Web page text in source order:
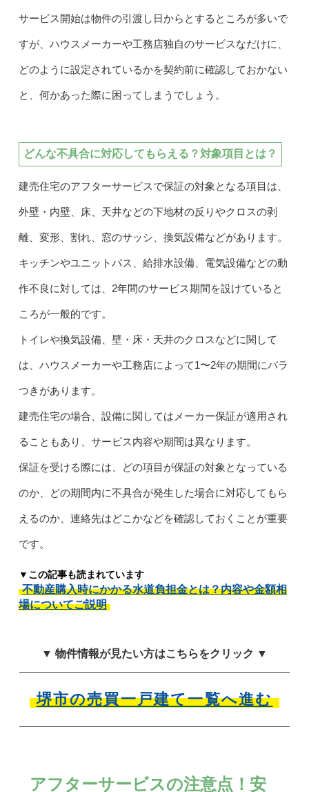
サービス開始は物件の引渡し日からとするところが多いで
すが、ハウスメーカーや工務店独自のサービスなだけに、
どのように設定されているかを契約前に確認しておかない
と、何かあった際に困ってしまうでしょう。
どんな不具合に対応してもらえる？対象項目とは？
建売住宅のアフターサービスで保証の対象となる項目は、
外壁・内壁、床、天井などの下地材の反りやクロスの剥
離、変形、割れ、窓のサッシ、換気設備などがあります。
キッチンやユニットバス、給排水設備、電気設備などの動
作不良に対しては、2年間のサービス期間を設けていると
ころが一般的です。
トイレや換気設備、壁・床・天井のクロスなどに関して
は、ハウスメーカーや工務店によって1〜2年の期間にバラ
つきがあります。
建売住宅の場合、設備に関してはメーカー保証が適用され
ることもあり、サービス内容や期間は異なります。
保証を受ける際には、どの項目が保証の対象となっている
のか、どの期間内に不具合が発生した場合に対応してもら
えるのか、連絡先はどこかなどを確認しておくことが重要
です。
▼この記事も読まれています
不動産購入時にかかる水道負担金とは？内容や金額相
場についてご説明
▼ 物件情報が見たい方はこちらをクリック ▼
堺市の売買一戸建て一覧へ進む
アフターサービスの注意点！安